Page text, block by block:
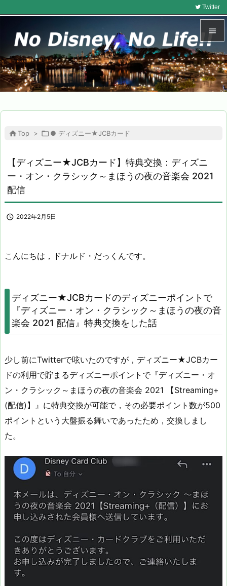


メニュ

サイド
検索
Twitter
Top > ● ディズニー★JCBカード
【ディズニー★JCBカード】特典交換：ディズニ
ー・オン・クラシック～まほうの夜の音楽会 2021
配信
 2022年2月5日
こんにちは，ドナルド・だっくんです。
ディズニー★JCBカードのディズニーポイントで
『ディズニー・オン・クラシック～まほうの夜の音
楽会 2021 配信』特典交換をした話
少し前にTwitterで呟いたのですが，ディズニー★JCBカー
ドの利用で貯まるディズニーポイントで『ディズニー・オ
ン・クラシック～まほうの夜の音楽会 2021 【Streaming+
(配信)】』に特典交換が可能で，その必要ポイント数が500
ポイントという大盤振る舞いであったため，交換しまし
た。